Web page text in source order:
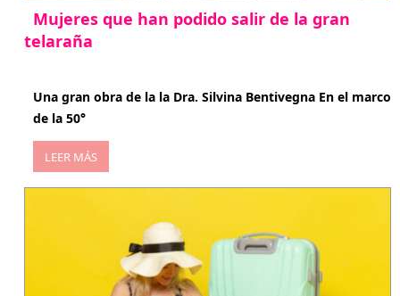
Mujeres que han podido salir de la gran
telaraña
Una gran obra de la la Dra. Silvina Bentivegna En el marco
de la 50°
LEER MÁS